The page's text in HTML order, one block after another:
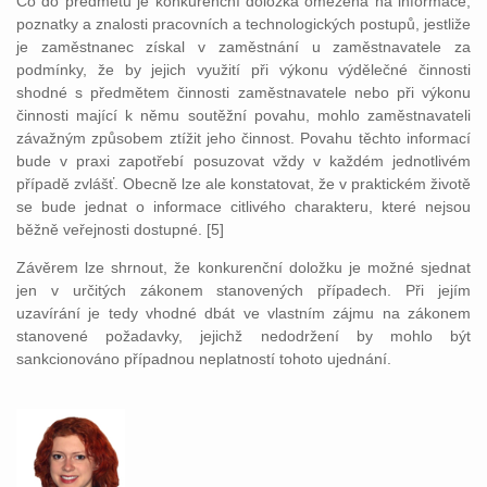
poznatky a znalosti pracovních a technologických postupů, jestliže
je zaměstnanec získal v zaměstnání u zaměstnavatele za
podmínky, že by jejich využití při výkonu výdělečné činnosti
shodné s předmětem činnosti zaměstnavatele nebo při výkonu
činnosti mající k němu soutěžní povahu, mohlo zaměstnavateli
závažným způsobem ztížit jeho činnost. Povahu těchto informací
bude v praxi zapotřebí posuzovat vždy v každém jednotlivém
případě zvlášť. Obecně lze ale konstatovat, že v praktickém životě
se bude jednat o informace citlivého charakteru, které nejsou
běžně veřejnosti dostupné. [5]
Závěrem lze shrnout, že konkurenční doložku je možné sjednat
jen v určitých zákonem stanovených případech. Při jejím
uzavírání je tedy vhodné dbát ve vlastním zájmu na zákonem
stanovené požadavky, jejichž nedodržení by mohlo být
sankcionováno případnou neplatností tohoto ujednání.